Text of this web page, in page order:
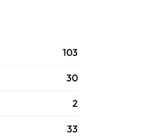
103
30
2
33